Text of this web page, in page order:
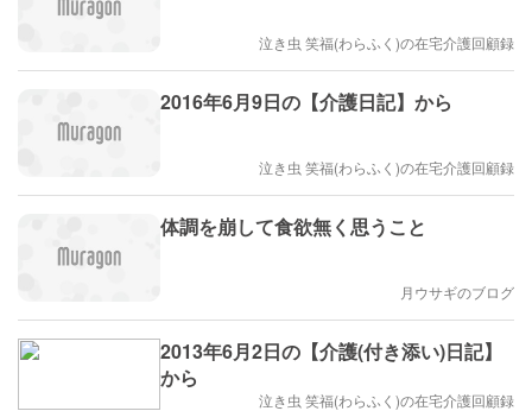
泣き虫 笑福(わらふく)の在宅介護回顧録
2016年6月9日の【介護日記】から
泣き虫 笑福(わらふく)の在宅介護回顧録
体調を崩して食欲無く思うこと
月ウサギのブログ
2013年6月2日の【介護(付き添い)日記】
から
泣き虫 笑福(わらふく)の在宅介護回顧録